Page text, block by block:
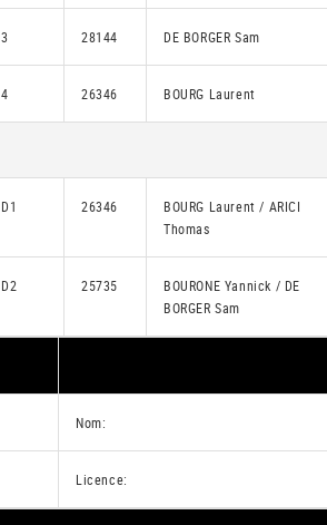
3 28144 DE BORGER Sam
4 26346 BOURG Laurent
D1 26346
BOURG Laurent / ARICI
Thomas
D2 25735
BOURONE Yannick / DE
BORGER Sam
Nom:
Licence: